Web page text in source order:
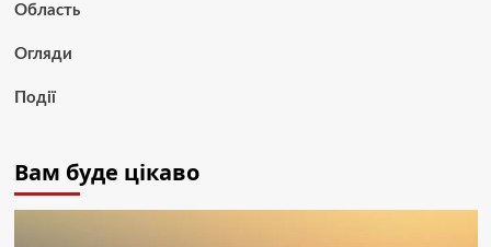
Область
Огляди
Події
Вам буде цікаво